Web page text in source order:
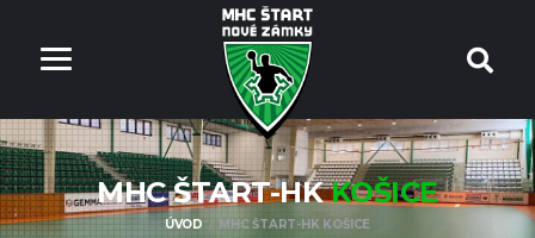
MHC ŠTART-HKKOŠICE
ÚVOD MHC ŠTART-HK KOŠICE